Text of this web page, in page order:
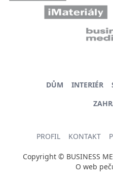
DŮM INTERIÉR
PROFIL KONTAKT
Copyright © BUSINESS